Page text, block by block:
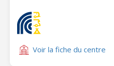
Voir la fiche du centre